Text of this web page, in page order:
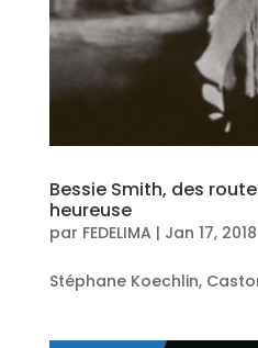
Bessie Smith, des
heureuse
par FEDELIMA | Jan 17, 2018
Stéphane Koechlin,